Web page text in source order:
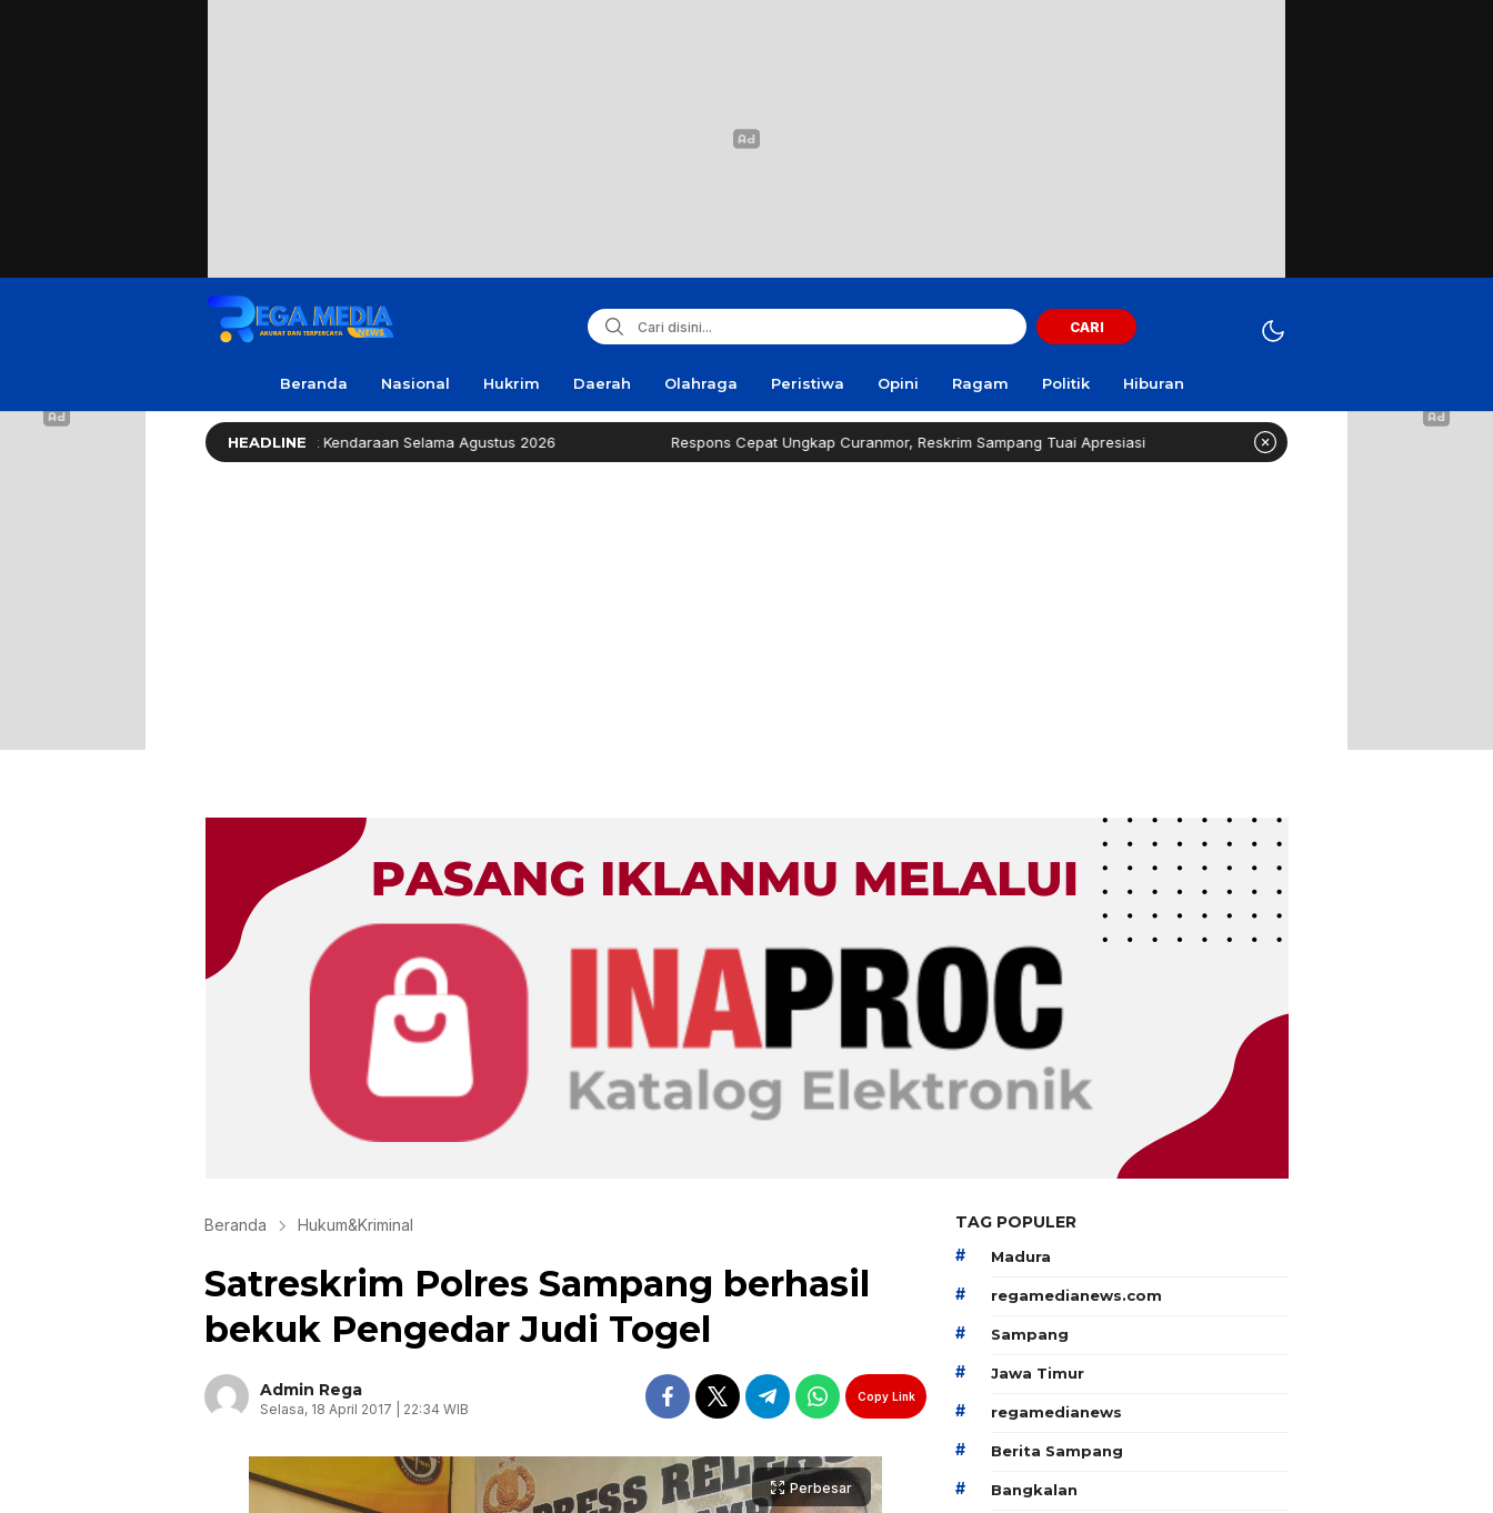
CARI
Beranda Nasional Hukrim Daerah Olahraga Peristiwa Opini Ragam Politik Hiburan
HEADLINE
Jatim Bebaskan Pajak Kendaraan Selama Agustus 2026 Respons Cepat Ungkap Curanmor, Reskrim Sampang Tuai Apresiasi Curi Motor! Dua Warga Batuporo Sampang Dibui
Beranda Hukum&Kriminal
Satreskrim Polres Sampang berhasil
bekuk Pengedar Judi Togel
Admin Rega
Selasa, 18 April 2017 | 22:34 WIB
Copy Link
Perbesar
TAG POPULER
# Madura
# regamedianews.com
# Sampang
# Jawa Timur
# regamedianews
# Berita Sampang
# Bangkalan